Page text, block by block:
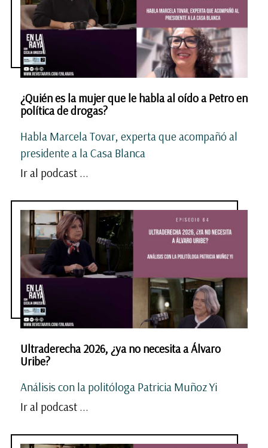
¿Quién es la mujer que le habla al oído a Petro en
política de drogas?
Habla Marcela Tovar, experta que acompañó al
presidente a la Casa Blanca
Ir al podcast ...
Ultraderecha 2026, ¿ya no necesita a Álvaro
Uribe?
Análisis con la politóloga Patricia Muñoz Yi
Ir al podcast ...